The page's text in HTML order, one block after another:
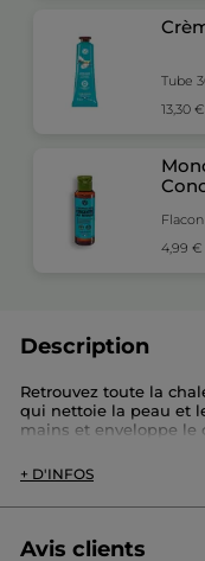
Tube
13,30
4,99 €
Description
Retrouvez toute la
qui nettoie la peau et
mains et enveloppe le
Ce set contient :
Ce shampooing
+ D'INFOS
Avis clients